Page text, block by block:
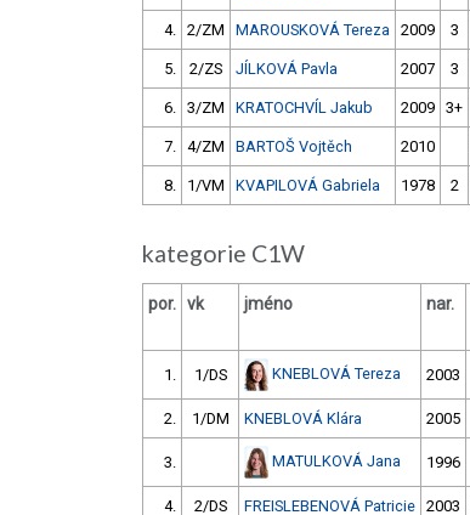
4. 2/ZM MAROUSKOVÁ Tereza 2009 3
5. 2/ZS JÍLKOVÁ Pavla 2007 3
6. 3/ZM KRATOCHVÍL Jakub 2009 3+
7. 4/ZM BARTOŠ Vojtěch 2010
8. 1/VM KVAPILOVÁ Gabriela 1978 2
kategorie C1W
por. vk jméno nar.
1. 1/DS KNEBLOVÁ Tereza 2003
2. 1/DM KNEBLOVÁ Klára 2005
3. MATULKOVÁ Jana 1996
4. 2/DS FREISLEBENOVÁ Patricie 2003